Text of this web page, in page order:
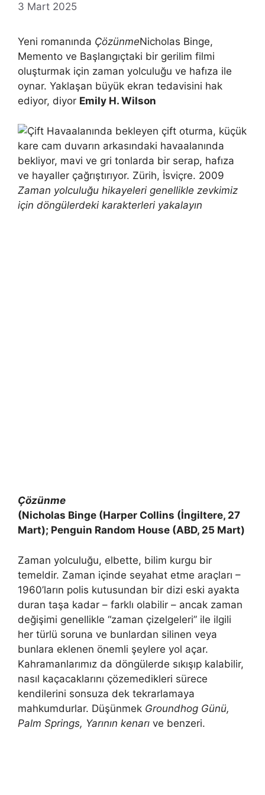
3 Mart 2025
Yeni romanında ÇözünmeNicholas Binge,
Memento ve Başlangıçtaki bir gerilim filmi
oluşturmak için zaman yolculuğu ve hafıza ile
oynar. Yaklaşan büyük ekran tedavisini hak
ediyor, diyor Emily H. Wilson
Zaman yolculuğu hikayeleri genellikle zevkimiz
için döngülerdeki karakterleri yakalayın
Çözünme
(Nicholas Binge (Harper Collins (İngiltere, 27
Mart); Penguin Random House (ABD, 25 Mart)
Zaman yolculuğu, elbette, bilim kurgu bir
temeldir. Zaman içinde seyahat etme araçları –
1960’ların polis kutusundan bir dizi eski ayakta
duran taşa kadar – farklı olabilir – ancak zaman
değişimi genellikle “zaman çizelgeleri” ile ilgili
her türlü soruna ve bunlardan silinen veya
bunlara eklenen önemli şeylere yol açar.
Kahramanlarımız da döngülerde sıkışıp kalabilir,
nasıl kaçacaklarını çözemedikleri sürece
kendilerini sonsuza dek tekrarlamaya
mahkumdurlar. Düşünmek Groundhog Günü,
Palm Springs, Yarının kenarı ve benzeri.